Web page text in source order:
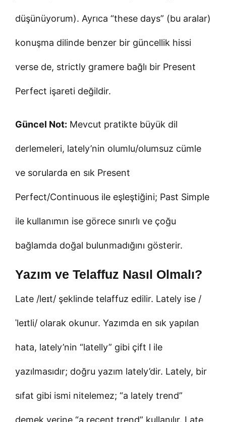
düşünüyorum). Ayrıca “these days” (bu aralar)
konuşma dilinde benzer bir güncellik hissi
verse de, strictly gramere bağlı bir Present
Perfect işareti değildir.
Güncel Not: Mevcut pratikte büyük dil
derlemeleri, lately’nin olumlu/olumsuz cümle
ve sorularda en sık Present
Perfect/Continuous ile eşleştiğini; Past Simple
ile kullanımın ise görece sınırlı ve çoğu
bağlamda doğal bulunmadığını gösterir.
Yazım ve Telaffuz Nasıl Olmalı?
Late /leɪt/ şeklinde telaffuz edilir. Lately ise /
ˈleɪtli/ olarak okunur. Yazımda en sık yapılan
hata, lately’nin “latelly” gibi çift l ile
yazılmasıdır; doğru yazım lately’dir. Lately, bir
sıfat gibi ismi nitelemez; “a lately trend”
demek yerine “a recent trend” kullanılır. Late